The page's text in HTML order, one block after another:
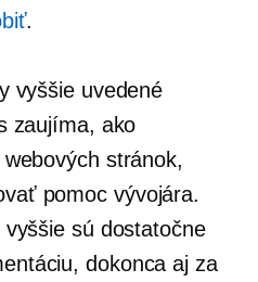
.
vyššie uvedené
zaujíma, ako
stránok,
pomoc vývojára.
sú dostatočne
dokonca aj za